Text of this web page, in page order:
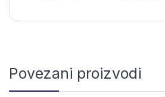
Povezani proizvodi